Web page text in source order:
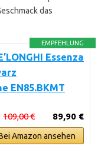
das
EMPFEHLUNG
Essenza
EN85.BKMT
89,90 €
109,00 €
Amazon ansehen